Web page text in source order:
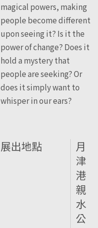
magical powers, making
people become different
upon seeing it? Is it the
power of change? Does it
hold a mystery that
people are seeking? Or
does it simply want to
whisper in our ears?
展出地點
月
津
港
親
水
公